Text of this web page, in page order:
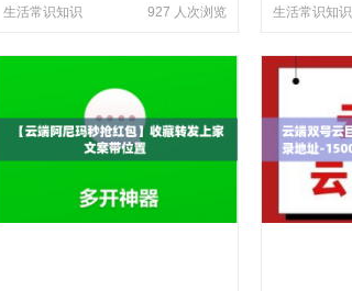
生活常识知识 927 人次浏览 生活常识知识